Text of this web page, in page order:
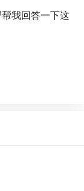
我回答一下这